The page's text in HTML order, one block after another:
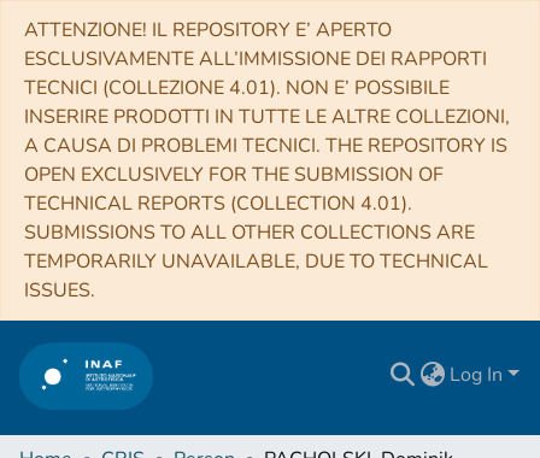
ATTENZIONE! IL REPOSITORY E’ APERTO
ESCLUSIVAMENTE ALL’IMMISSIONE DEI RAPPORTI
TECNICI (COLLEZIONE 4.01). NON E’ POSSIBILE
INSERIRE PRODOTTI IN TUTTE LE ALTRE COLLEZIONI,
A CAUSA DI PROBLEMI TECNICI. THE REPOSITORY IS
OPEN EXCLUSIVELY FOR THE SUBMISSION OF
TECHNICAL REPORTS (COLLECTION 4.01).
SUBMISSIONS TO ALL OTHER COLLECTIONS ARE
TEMPORARILY UNAVAILABLE, DUE TO TECHNICAL
ISSUES.
Log In